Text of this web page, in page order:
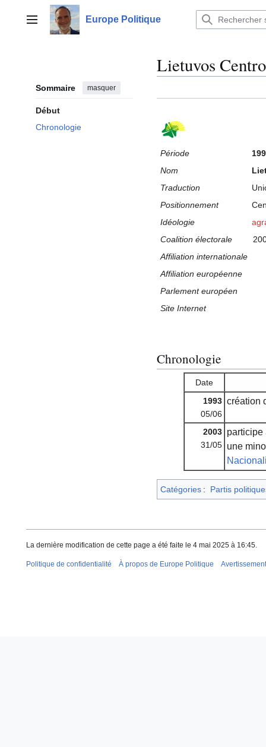
contenuMenu principalEurope Politique
Sommaire masquer
Début
Chronologie
Lietuvos
Période
Nom
Traduction
Positionnement
Idéologie
Coalition électorale
Affiliation internationale
Affiliation européenne
Parlement européen
Site Internet
Chronologie
Date
1993
05/06
création
2003
31/05 une
Catégories : Partis
La dernière modification de cette page a été faite le 4 mai 2025 à 16:45.
Politique de confidentialité À propos de Europe Politique